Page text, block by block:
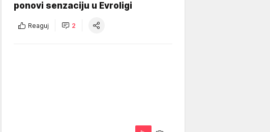
ponovi senzaciju u Evroligi
Reaguj 2